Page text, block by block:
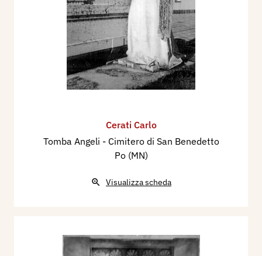
Cerati Carlo
Tomba Angeli - Cimitero di San Benedetto
Po (MN)
Visualizza scheda